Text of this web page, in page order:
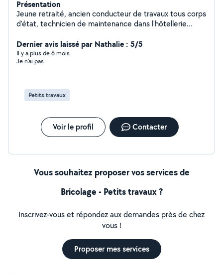
Présentation
Jeune retraité, ancien conducteur de travaux tous corps
d'état, technicien de maintenance dans l'hôtellerie
J'aime aussi faire la cuisine et travailler le cuir. Et enfin, je
suis particulièrement sensible à tout ce qui touche au
magnétisme et à à la PES.
Dernier avis laissé par Nathalie : 5/5
Il y a plus de 6 mois
Je n’ai pas
Petits travaux
Voir le profil Contacter
Vous souhaitez proposer vos services de
Bricolage - Petits travaux ?
Inscrivez-vous et répondez aux demandes près de chez
vous !
Proposer mes services